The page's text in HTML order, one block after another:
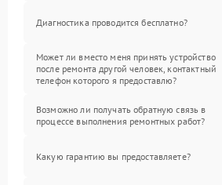
Диагностика проводится бесплатно?
Может ли вместо меня принять устройство
после ремонта другой человек, контактный
телефон которого я предоставлю?
Возможно ли получать обратную связь в
процессе выполнения ремонтных работ?
Какую гарантию вы предоставляете?